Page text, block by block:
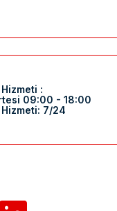
:
09:00 - 18:00
7/24